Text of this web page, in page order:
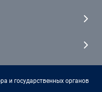
и государственных органов